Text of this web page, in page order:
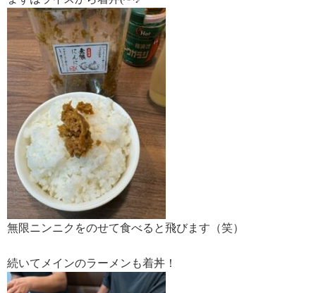
無限ニンニクをのせて食べると飛びます（笑）
続いてメインのラーメンも着丼！